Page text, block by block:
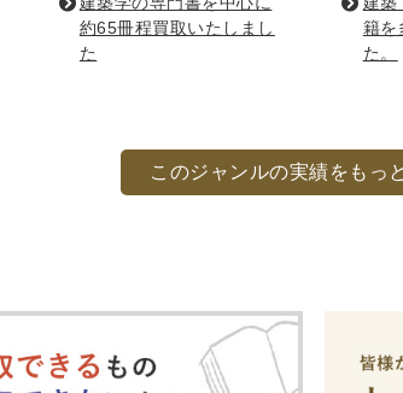
律・ビジネス・事務資格関連 運輸・船舶・通
約65冊程買取いたしまし
た
籍を
た。
このジャンルの実績をもっ